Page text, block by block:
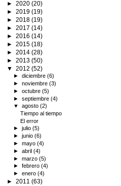
► 2020 (20)
► 2019 (19)
► 2018 (19)
► 2017 (14)
► 2016 (14)
► 2015 (18)
► 2014 (28)
► 2013 (50)
▼ 2012 (52)
►diciembre(6)
►noviembre(3)
►octubre(5)
►septiembre(4)
▼agosto(2)
Tiempo al tiempo
El error
►julio(5)
►junio(6)
►mayo(4)
►abril(4)
►marzo(5)
►febrero(4)
►enero(4)
► 2011 (63)